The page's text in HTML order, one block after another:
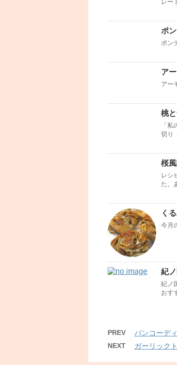
レー
ポ
ポン
ア
アー
桃
「
切り
桜
レシ
た。
く
今月
紀
紀ノ
おす
PREV パンコーデ
NEXT ガーリック